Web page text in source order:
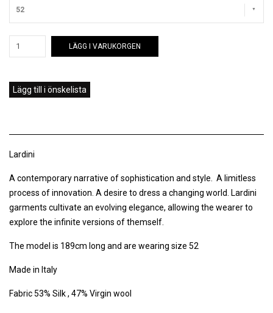
52
LÄGG I VARUKORGEN
Lägg till i önskelista
Lardini
A contemporary narrative of sophistication and style. A limitless
process of innovation. A desire to dress a changing world. Lardini
garments cultivate an evolving elegance, allowing the wearer to
explore the infinite versions of themself.
The model is 189cm long and are wearing size 52
Made in Italy
Fabric 53% Silk , 47% Virgin wool